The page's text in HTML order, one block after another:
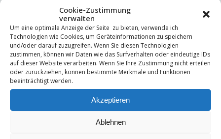
Cookie-Zustimmung
verwalten
Um eine optimale Anzeige der Seite zu bieten, verwende ich
Technologien wie Cookies, um Geräteinformationen zu speichern
und/oder darauf zuzugreifen. Wenn Sie diesen Technologien
zustimmen, können wir Daten wie das Surfverhalten oder eindeutige IDs
auf dieser Website verarbeiten. Wenn Sie Ihre Zustimmung nicht erteilen
oder zurückziehen, können bestimmte Merkmale und Funktionen
beeinträchtigt werden.
Akzeptieren
Ablehnen
hinzusehen. Nicht auf das vermeintlich perfekte Leben
anderer, sondern auf das eigene: Was macht mich
lebendig? Was lässt mich regenerieren? Und wie kann ich
für mich sorgen, ohne das System zu bedienen, das mich
krank macht?
Coaching ist dabei kein Luxus, sondern eine Investition in
seelische Gesundheit und echte Wirksamkeit. Gerade in
einer Zeit, in der immer mehr Menschen das Gefühl haben,
den Boden unter den Füßen zu verlieren, kann Coaching
helfen, diesen Boden neu zu finden – und vielleicht sogar